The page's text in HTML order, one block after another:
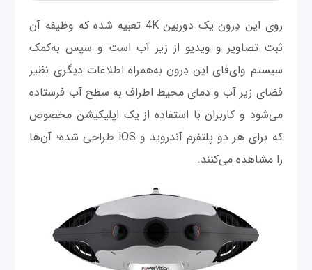
روی این دِرون یک دوربین 4K تعبیه شده که وظیفه آن
ثبت تصاویر و ویدیو از زیر آب است و سپس به‌کمک
سیستم وای‌فای این دِرون به‌همراه اطلاعات دیگری نظیر
فضای زیر آب و دمای محیط اطراف به سطح آب فرستاده
می‌شود و کاربران با استفاده از یک اپلیکیشن مخصوص
که برای هر دو پلتفرم آندروید و iOS طراحی شده؛ آن‌ها
را مشاهده می‌کنند.